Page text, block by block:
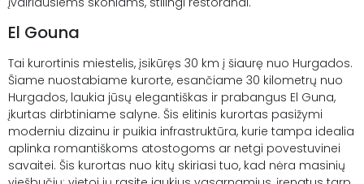
El Gouna
Tai kurortinis miestelis, įsikūręs 30 km į šiaurę nuo Hurgados.
Šiame nuostabiame kurorte, esančiame 30 kilometrų nuo
Hurgados, laukia jūsų elegantiškas ir prabangus El Guna,
įkurtas dirbtiniame salyne. Šis elitinis kurortas pasižymi
moderniu dizainu ir puikia infrastruktūra, kurie tampa idealia
aplinka romantiškoms atostogoms ar netgi povestuvinei
savaitei. Šis kurortas nuo kitų skiriasi tuo, kad nėra masinių